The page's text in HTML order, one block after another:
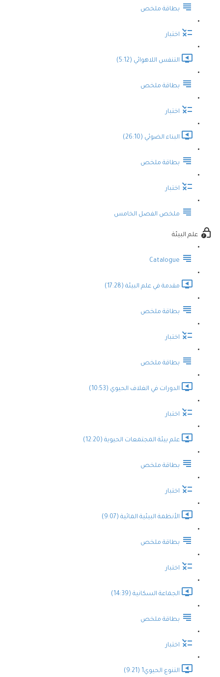
بطاقة ملخص
اختبار
التنفس اللاهوائي (5:12)
بطاقة ملخص
اختبار
البناء الضوئي (26:10)
بطاقة ملخص
اختبار
ملخص الفصل الخامس
علم البيئة
Catalogue
مقدمة في علم البيئة (17:28)
بطاقة ملخص
اختبار
بطاقة ملخص
الدورات في الغلاف الحيوي (10:53)
اختبار
علم بيئة المجتمعات الحيوية (12:20)
بطاقة ملخص
اختبار
الأنظمة البيئية المائية (9:07)
بطاقة ملخص
اختبار
الجماعة السكانية (14:39)
بطاقة ملخص
اختبار
التنوع الحيوي1 (9:21)